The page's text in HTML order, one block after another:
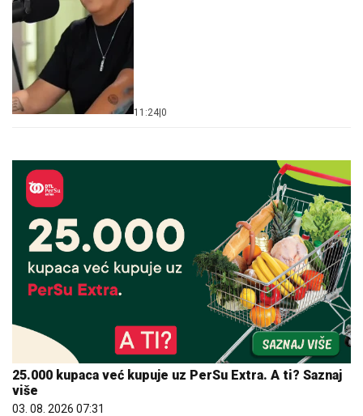
11:24 0
25.000 kupaca već kupuje uz PerSu Extra. A ti? Saznaj
više
03. 08. 2026 07:31